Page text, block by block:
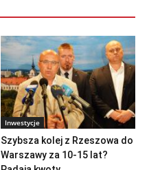
Inwestycje
Szybsza kolej z Rzeszowa do
Warszawy za 10-15 lat?